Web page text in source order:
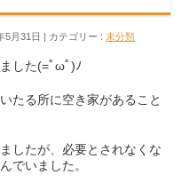
5月31日 カテゴリー :未分類
した(=ﾟωﾟ)ﾉ
たる所に空き家があること
したが、必要とされなくな
でいました。